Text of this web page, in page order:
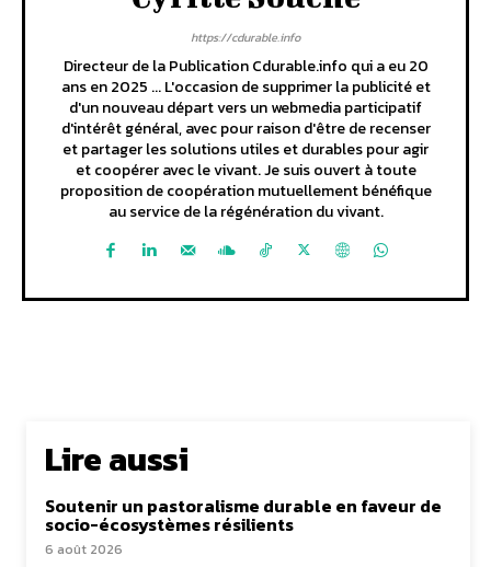
https://cdurable.info
Directeur de la Publication Cdurable.info qui a eu 20
ans en 2025 ... L'occasion de supprimer la publicité et
d'un nouveau départ vers un webmedia participatif
d'intérêt général, avec pour raison d'être de recenser
et partager les solutions utiles et durables pour agir
et coopérer avec le vivant. Je suis ouvert à toute
proposition de coopération mutuellement bénéfique
au service de la régénération du vivant.
Lire aussi
Soutenir un pastoralisme durable en faveur de
socio-écosystèmes résilients
6 août 2026